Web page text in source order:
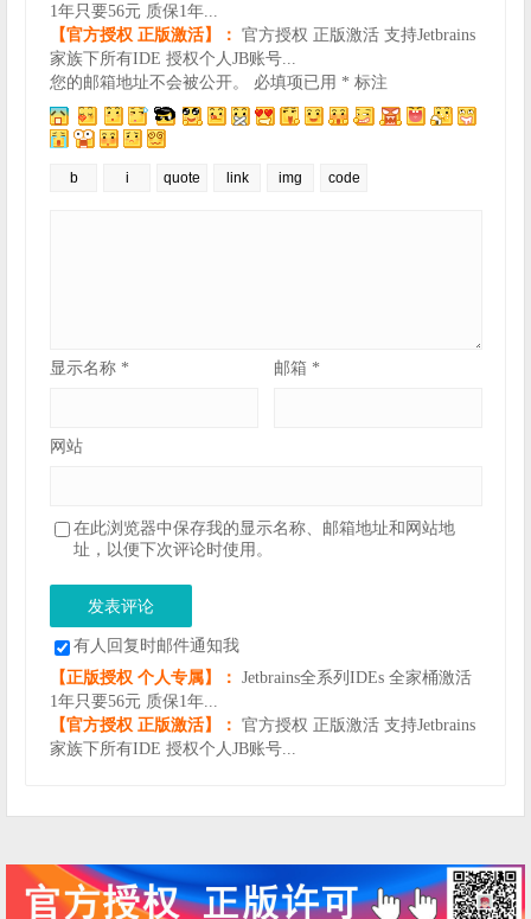
1年只要56元 质保1年...
【官方授权 正版激活】： 官方授权 正版激活 支持Jetbrains
家族下所有IDE 授权个人JB账号...
您的邮箱地址不会被公开。
必填项已用 * 标注
显示名称 * 邮箱 *
网站
在此浏览器中保存我的显示名称、邮箱地址和网站地
址，以便下次评论时使用。
有人回复时邮件通知我
【正版授权 个人专属】： Jetbrains全系列IDEs 全家桶激活
1年只要56元 质保1年...
【官方授权 正版激活】： 官方授权 正版激活 支持Jetbrains
家族下所有IDE 授权个人JB账号...